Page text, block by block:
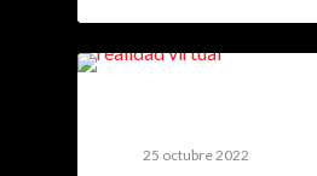
25 octubre 2022